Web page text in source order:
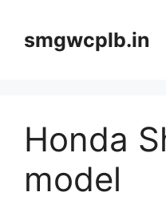
contentsmgwcplb.in
Honda
model